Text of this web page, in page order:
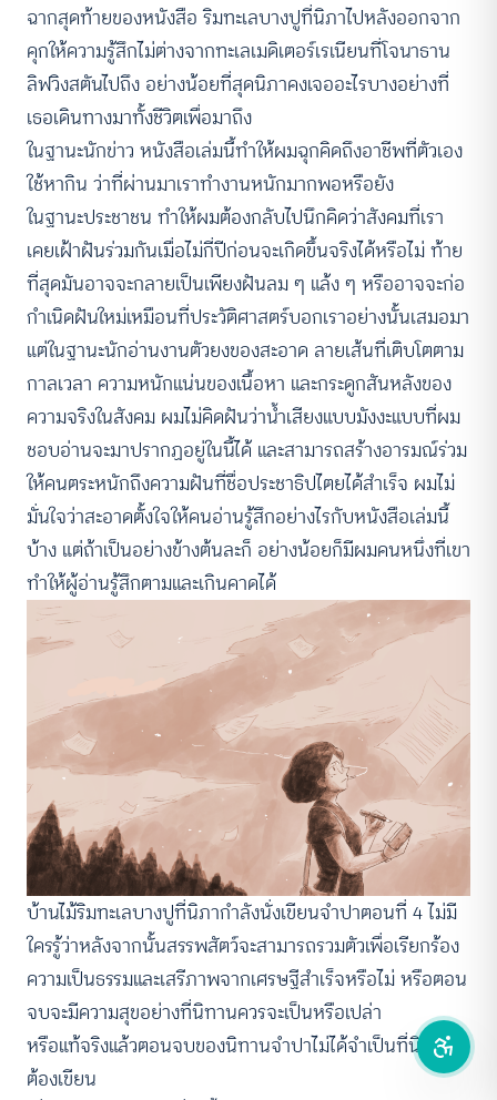
ฉากสุดท้ายของหนังสือ ริมทะเลบางปูที่นิภาไปหลังออกจาก
คุกให้ความรู้สึกไม่ต่างจากทะเลเมดิเตอร์เรเนียนที่โจนาธาน
ลิฟวิงสตันไปถึง อย่างน้อยที่สุดนิภาคงเจออะไรบางอย่างที่
เธอเดินทางมาทั้งชีวิตเพื่อมาถึง
ในฐานะนักข่าว หนังสือเล่มนี้ทำให้ผมฉุกคิดถึงอาชีพที่ตัวเอง
ใช้หากิน ว่าที่ผ่านมาเราทำงานหนักมากพอหรือยัง
ในฐานะประชาชน ทำให้ผมต้องกลับไปนึกคิดว่าสังคมที่เรา
เคยเฝ้าฝันร่วมกันเมื่อไม่กี่ปีก่อนจะเกิดขึ้นจริงได้หรือไม่ ท้าย
ที่สุดมันอาจจะกลายเป็นเพียงฝันลม ๆ แล้ง ๆ หรืออาจจะก่อ
กำเนิดฝันใหม่เหมือนที่ประวัติศาสตร์บอกเราอย่างนั้นเสมอมา
แต่ในฐานะนักอ่านงานตัวยงของสะอาด ลายเส้นที่เติบโตตาม
กาลเวลา ความหนักแน่นของเนื้อหา และกระดูกสันหลังของ
ความจริงในสังคม ผมไม่คิดฝันว่าน้ำเสียงแบบมังงะแบบที่ผม
ชอบอ่านจะมาปรากฏอยู่ในนี้ได้ และสามารถสร้างอารมณ์ร่วม
ให้คนตระหนักถึงความฝันที่ชื่อประชาธิปไตยได้สำเร็จ ผมไม่
มั่นใจว่าสะอาดตั้งใจให้คนอ่านรู้สึกอย่างไรกับหนังสือเล่มนี้
บ้าง แต่ถ้าเป็นอย่างข้างต้นละก็ อย่างน้อยก็มีผมคนหนึ่งที่เขา
ทำให้ผู้อ่านรู้สึกตามและเกินคาดได้
บ้านไม้ริมทะเลบางปูที่นิภากำลังนั่งเขียนจำปาตอนที่ 4 ไม่มี
ใครรู้ว่าหลังจากนั้นสรรพสัตว์จะสามารถรวมตัวเพื่อเรียกร้อง
ความเป็นธรรมและเสรีภาพจากเศรษฐีสำเร็จหรือไม่ หรือตอน
จบจะมีความสุขอย่างที่นิทานควรจะเป็นหรือเปล่า
หรือแท้จริงแล้วตอนจบของนิทานจำปาไม่ได้จำเป็นที่นิภาจะ
ต้องเขียน
ACCESSIBILITY
ขนาดตัวอักษร
A- A A+ A++
ระยะห่างข้อความ
ปกติ มาก มากที่สุด
ปรับสีสำหรับตาบอดสี
ปิด Protan
คอนทราสต์สูง
ฟอนต์อ่านง่าย
เน้นลิงก์
เน้นกรอบ Focus
ซ่อนรูปภาพ
ลดการเคลื่อนไหว